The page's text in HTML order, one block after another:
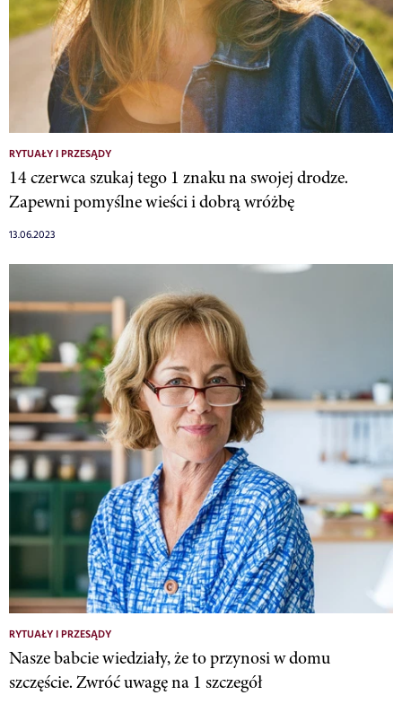
RYTUAŁY I PRZESĄDY
14 czerwca szukaj tego 1 znaku na swojej drodze.
Zapewni pomyślne wieści i dobrą wróżbę
13.06.2023
RYTUAŁY I PRZESĄDY
Nasze babcie wiedziały, że to przynosi w domu
szczęście. Zwróć uwagę na 1 szczegół